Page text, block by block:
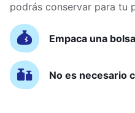
podrás conservar para tu
Empaca una
No es necesario